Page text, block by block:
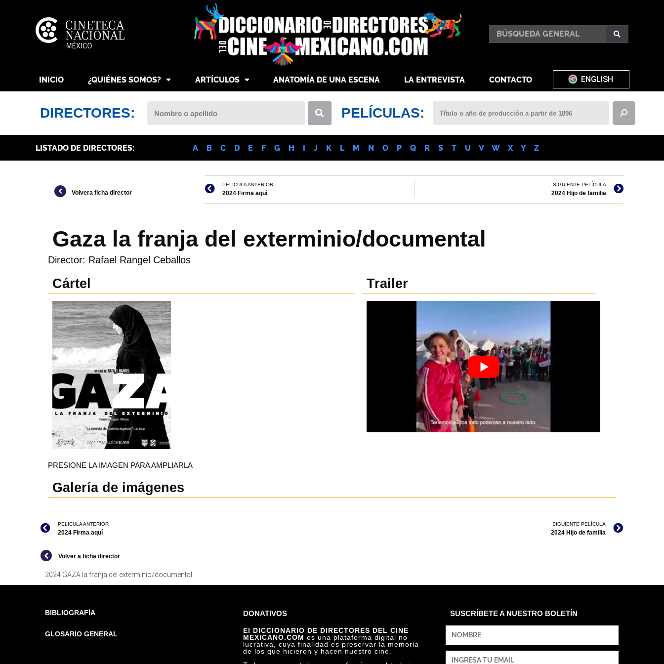
INICIO ¿QUIÉNES SOMOS? ARTÍCULOS ANATOMÍA DE UNA ESCENA LA ENTREVISTA CONTACTO ENGLISH
DIRECTORES: PELÍCULAS:
LISTADO DE DIRECTORES: A B C D E F G H I J K L M N O P Q R S T U V W X Y Z
Volvera ficha director
PELICULA ANTERIOR
2024 Firma aquí
SIGUIENTE PELÍCULA
2024 Hijo de familia
Gaza la franja del exterminio/documental
Director: Rafael Rangel Ceballos
Cártel Trailer
PRESIONE LA IMAGEN PARA AMPLIARLA
Galería de imágenes
PELICULA ANTERIOR
2024 Firma aquí
SIGUIENTE PELÍCULA
2024 Hijo de familia
Volver a ficha director
2024 GAZA la franja del exterminio/documental
BIBLIOGRAFÍA
GLOSARIO GENERAL
DONATIVOS
El DICCIONARIO DE DIRECTORES DEL CINE
MEXICANO.COM es una plataforma digital no
lucrativa, cuya finalidad es preservar la memoria
de los que hicieron y hacen nuestro cine.
SUSCRÍBETE A NUESTRO BOLETÍN